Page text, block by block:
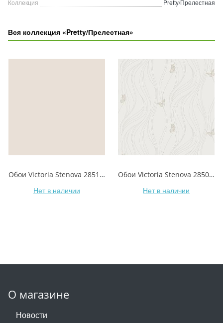
Коллекция
Pretty/Прелестная
Вся коллекция «Pretty/Прелестная»
Обои Victoria Stenova 285106 Pretty/Прелестная
Нет в наличии
Обои Victoria Stenova 285092 Pretty/Прелестная
Нет в наличии
О магазине
Новости